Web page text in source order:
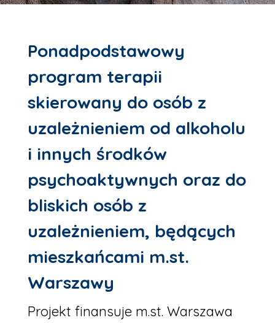
Ponadpodstawowy
program terapii
skierowany do osób z
uzależnieniem od alkoholu
i innych środków
psychoaktywnych oraz do
bliskich osób z
uzależnieniem, będących
mieszkańcami m.st.
Warszawy
Projekt finansuje m.st. Warszawa